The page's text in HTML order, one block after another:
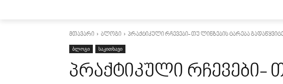
მთავარი ბლოგი პრაქტიკული რჩევები- თუ ლინზების ტარება
ბლოგი საკითხავი
პრაქტიკული რჩევები-